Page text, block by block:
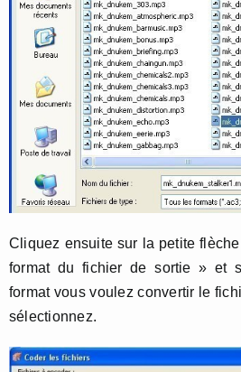
Cliquez ensuite sur la petite
format du fichier de sortie » et
format vous voulez convertir le
sélectionnez.